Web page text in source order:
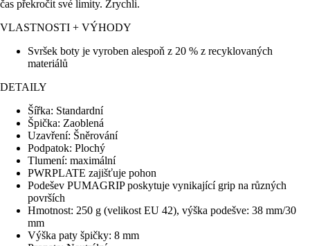
čas překročit své limity. Zrychli.
VLASTNOSTI + VÝHODY
Svršek boty je vyroben alespoň z 20 % z recyklovaných
materiálů
DETAILY
Šířka: Standardní
Špička: Zaoblená
Uzavření: Šněrování
Podpatok: Plochý
Tlumení: maximální
PWRPLATE zajišťuje pohon
Podešev PUMAGRIP poskytuje vynikající grip na různých
površích
Hmotnost: 250 g (velikost EU 42), výška podešve: 38 mm/30
mm
Výška paty špičky: 8 mm